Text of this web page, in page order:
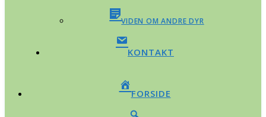
VIDEN OM ANDRE DYR
KONTAKT
FORSIDE